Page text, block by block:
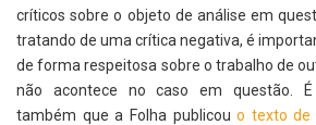
críticos sobre o objeto de análise em
tratando de uma crítica negativa, é
de forma respeitosa sobre o trabalho de
não acontece no caso em questão.
também que a Folha publicouo texto de